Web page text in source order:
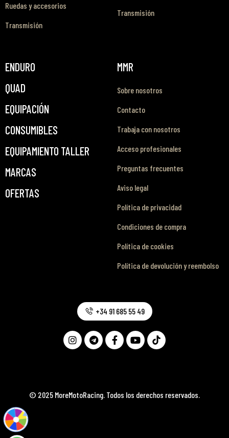
Ruedas y accesorios
Transmisión
Transmisión
ENDURO
QUAD
EQUIPACIÓN
CONSUMIBLES
EQUIPAMIENTO TALLER
MARCAS
OFERTAS
MMR
Sobre nosotros
Contacto
Trabaja con nosotros
Acceso profesionales
Preguntas frecuentes
Aviso legal
Política de privacidad
Condiciones de compra
Política de cookies
Política de devolución y reembolso
© 2025 MoreMotoRacing. Todos los derechos reservados.
+34 91 685 55 49